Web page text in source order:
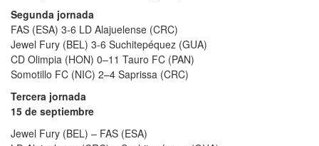
Segunda jornada
FAS (ESA) 3-6 LD Alajuelense (CRC)
Jewel Fury (BEL) 3-6 Suchitepéquez (GUA)
CD Olimpia (HON) 0–11 Tauro FC (PAN)
Somotillo FC (NIC) 2–4 Saprissa (CRC)
Tercera jornada
15 de septiembre
Jewel Fury (BEL) – FAS (ESA)